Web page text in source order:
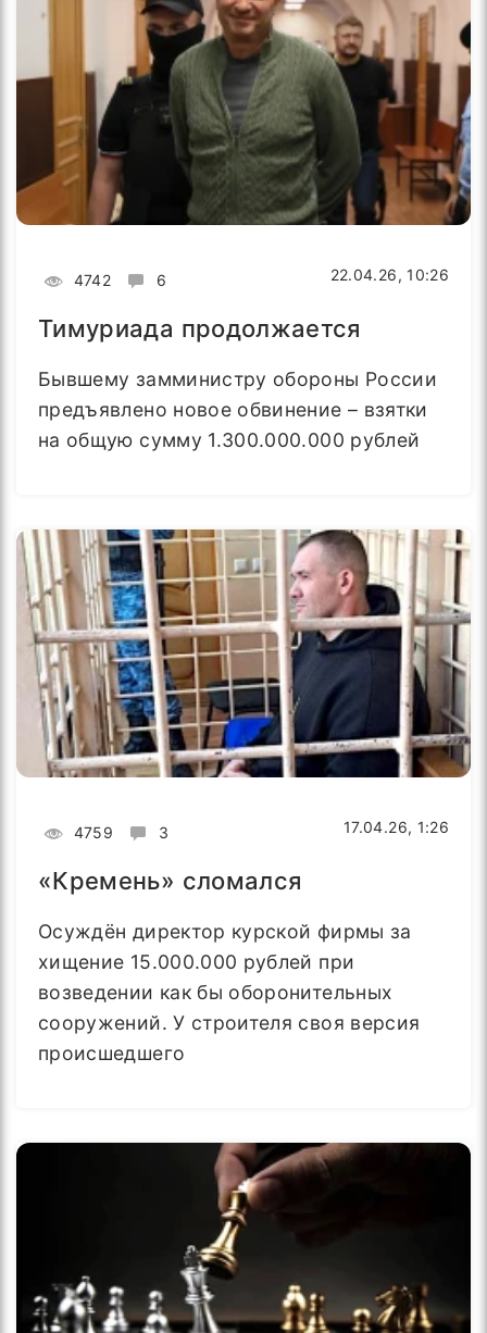
4742 6 22.04.26, 10:26
Тимуриада продолжается
Бывшему замминистру обороны России
предъявлено новое обвинение – взятки
на общую сумму 1.300.000.000 рублей
4759 3 17.04.26, 1:26
«Кремень» сломался
Осуждён директор курской фирмы за
хищение 15.000.000 рублей при
возведении как бы оборонительных
сооружений. У строителя своя версия
происшедшего